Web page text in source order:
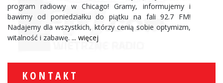
program radiowy w Chicago! Gramy, informujemy i
bawimy od poniedziałku do piątku na fali 92.7 FM!
Nadajemy dla wszystkich, którzy cenią sobie optymizm,
witalność i zabawę. ... więcej
KONTAKT